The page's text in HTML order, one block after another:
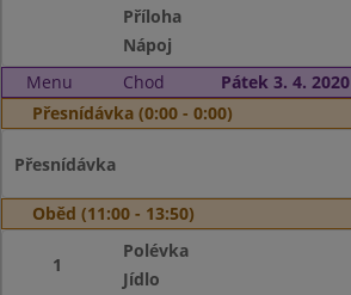
Příloha
Nápoj
Menu
Chod
Pátek 3. 4. 2020
Přesnídávka (0:00 - 0:00)
Přesnídávka
Oběd (11:00 - 13:50)
1
Polévka
Jídlo